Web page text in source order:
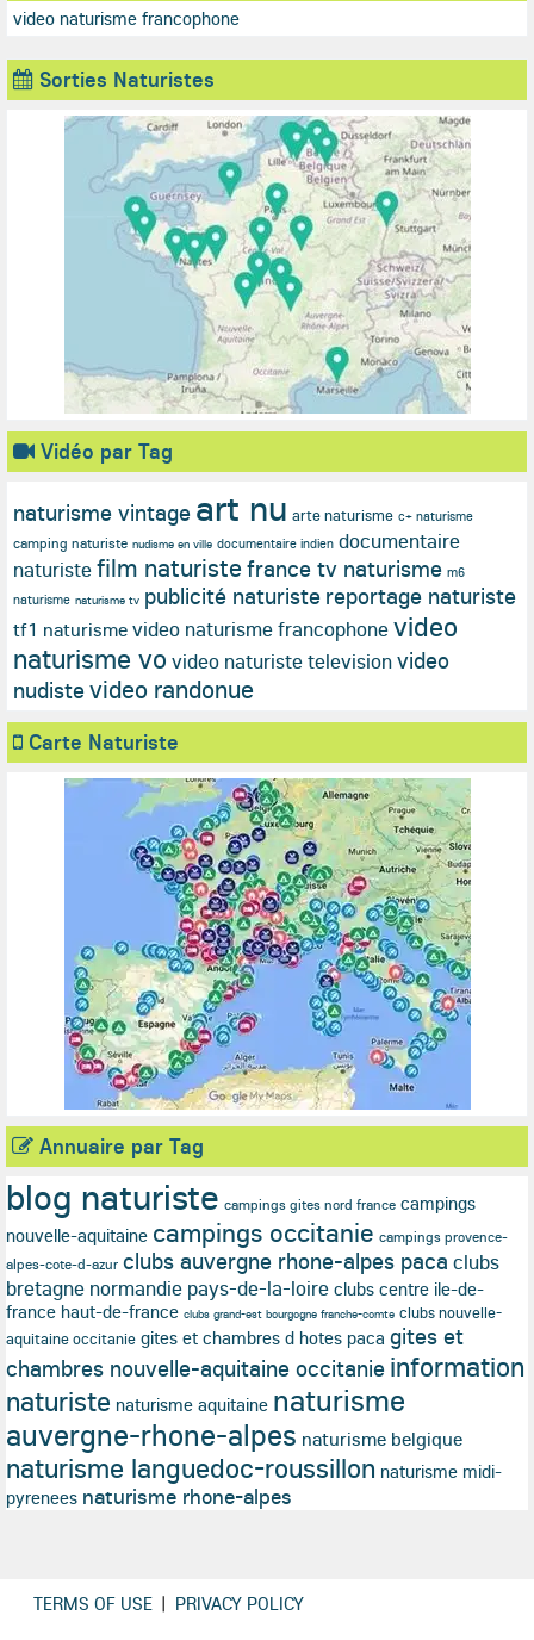
video naturisme francophone
Sorties Naturistes
Vidéo par Tag
naturisme vintage art nu arte naturisme c+ naturisme
camping naturiste nudisme en ville documentaire indien documentaire
naturistefilm naturistefrance tv naturisme m6
naturisme naturisme tv publicité naturiste reportage naturiste
tf1 naturisme video naturisme francophonevideo
naturisme vo video naturiste televisionvideo
nudistevideo randonue
Carte Naturiste
Annuaire par Tag
blog naturiste campings gites nord france campings
nouvelle-aquitaine campings occitanie campings provence-
alpes-cote-d-azur clubs auvergne rhone-alpes paca clubs
bretagne normandie pays-de-la-loire clubs centre ile-de-
france haut-de-france clubs grand-est bourgogne franche-comte clubs nouvelle-
aquitaine occitanie gites et chambres d hotes paca gites et
chambres nouvelle-aquitaine occitanie information
naturiste naturisme aquitaine naturisme
auvergne-rhone-alpes naturisme belgique
naturisme languedoc-roussillon naturisme midi-
pyrenees naturisme rhone-alpes
TERMS OF USE | PRIVACY POLICY